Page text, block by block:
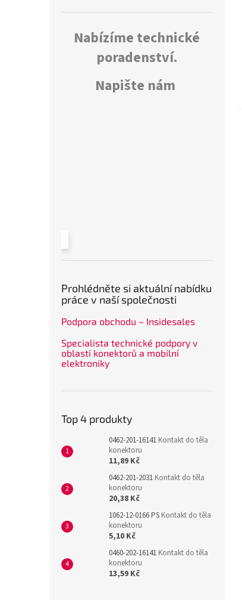
Nabízíme technické
poradenství.
Napište nám
Prohlédněte si aktuální nabídku
práce v naší společnosti
Podpora obchodu – Insidesales
Specialista technické podpory v
oblasti konektorů a mobilní
elektroniky
Top 4 produkty
0462-201-16141 Kontakt do těla
konektoru
11,89 Kč
0462-201-2031 Kontakt do těla
konektoru
20,38 Kč
1062-12-0166 PS Kontakt do těla
konektoru
5,10 Kč
0460-202-16141 Kontakt do těla
konektoru
13,59 Kč